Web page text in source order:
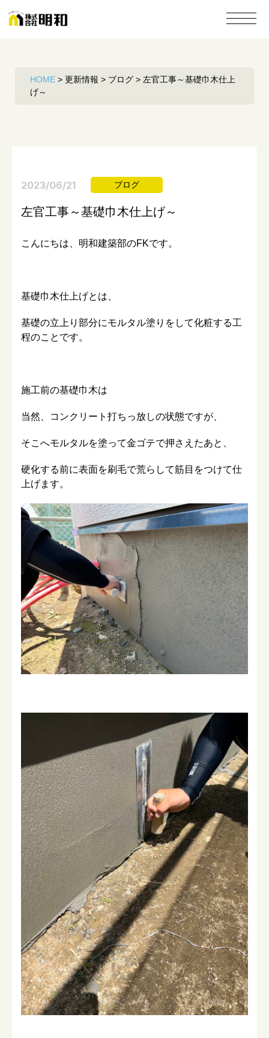
HOME > 更新情報 > ブログ > 左官工事～基礎巾木仕上
げ～
2023/06/21 ブログ
左官工事～基礎巾木仕上げ～
こんにちは、明和建築部のFKです。
基礎巾木仕上げとは、
基礎の立上り部分にモルタル塗りをして化粧する工
程のことです。
施工前の基礎巾木は
当然、コンクリート打ちっ放しの状態ですが、
そこへモルタルを塗って金ゴテで押さえたあと、
硬化する前に表面を刷毛で荒らして筋目をつけて仕
上げます。